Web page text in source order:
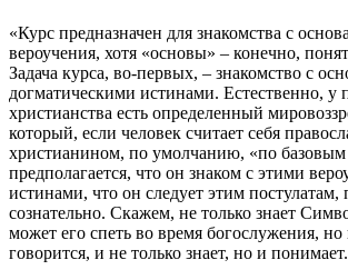
«Курс предназначен для знакомства с
вероучения, хотя «основы» – конечно,
Задача курса, во-первых, – знакомство с
догматическими истинами. Естественно, у
христианства есть определенный
который, если человек считает себя
христианином, по умолчанию, «по базовым
предполагается, что он знаком с этими
истинами, что он следует этим постулатам,
сознательно. Скажем, не только знает
может его спеть во время богослужения, но
говорится, и не только знает, но и понимает.